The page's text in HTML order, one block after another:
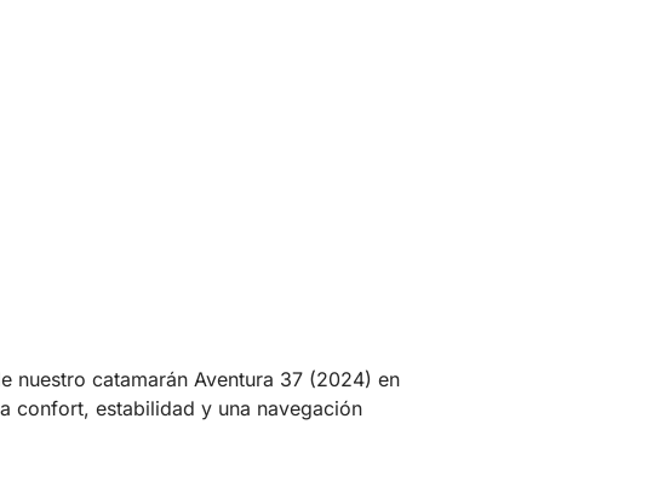
nuestro catamarán Aventura 37 (2024) en
confort, estabilidad y una navegación